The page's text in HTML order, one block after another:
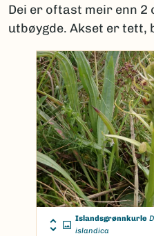
Dei er oftast meir enn 2
utbøygde. Akset er tett,
Islandsgrønnkurle
islandica